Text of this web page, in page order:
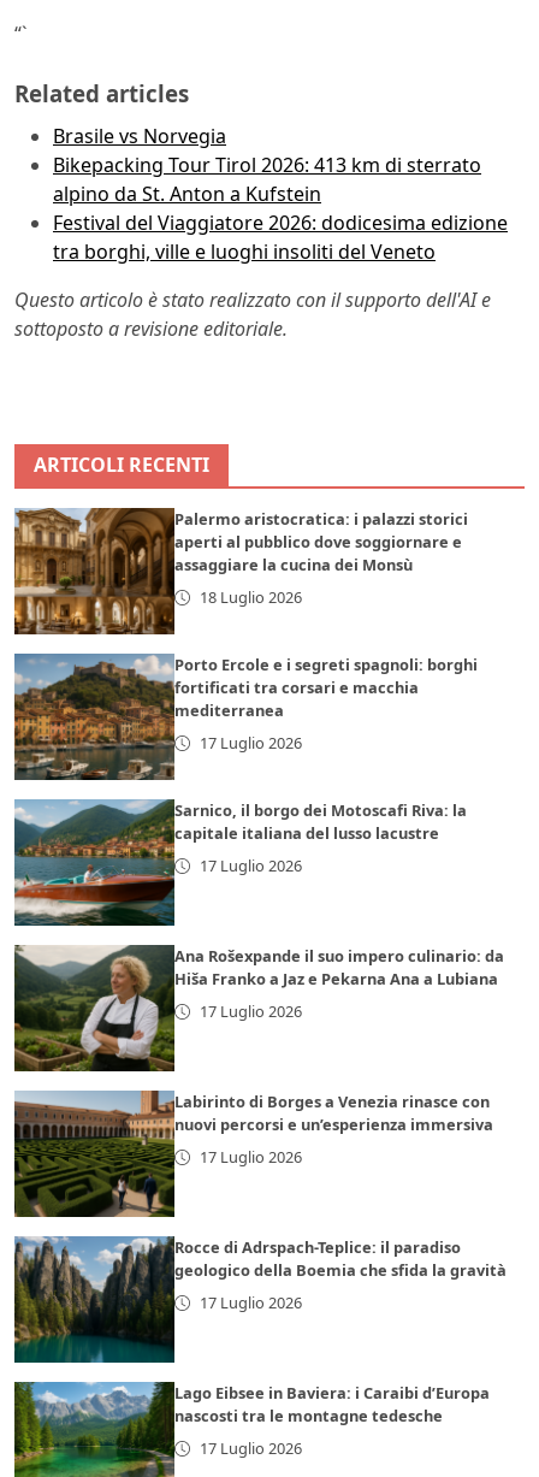
“`
Related articles
Brasile vs Norvegia
Bikepacking Tour Tirol 2026: 413 km di sterrato
alpino da St. Anton a Kufstein
Festival del Viaggiatore 2026: dodicesima edizione
tra borghi, ville e luoghi insoliti del Veneto
Questo articolo è stato realizzato con il supporto dell'AI e
sottoposto a revisione editoriale.
ARTICOLI RECENTI
Palermo aristocratica: i palazzi storici
aperti al pubblico dove soggiornare e
assaggiare la cucina dei Monsù
18 Luglio 2026
Porto Ercole e i segreti spagnoli: borghi
fortificati tra corsari e macchia
mediterranea
17 Luglio 2026
Sarnico, il borgo dei Motoscafi Riva: la
capitale italiana del lusso lacustre
17 Luglio 2026
Ana Rošexpande il suo impero culinario: da
Hiša Franko a Jaz e Pekarna Ana a Lubiana
17 Luglio 2026
Labirinto di Borges a Venezia rinasce con
nuovi percorsi e un’esperienza immersiva
17 Luglio 2026
Rocce di Adrspach-Teplice: il paradiso
geologico della Boemia che sfida la gravità
17 Luglio 2026
Lago Eibsee in Baviera: i Caraibi d’Europa
nascosti tra le montagne tedesche
17 Luglio 2026